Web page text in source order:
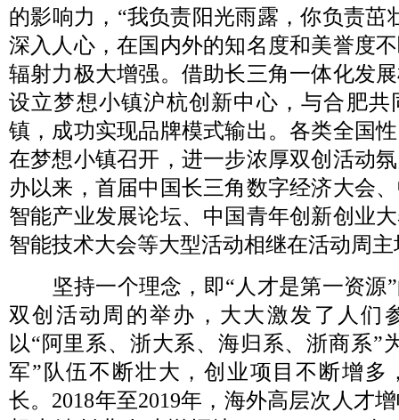
的影响力，“我负责阳光雨露，你负责茁
深入人心，在国内外的知名度和美誉度
辐射力极大增强。借助长三角一体化发
设立梦想小镇沪杭创新中心，与合肥共
镇，成功实现品牌模式输出。各类全国
在梦想小镇召开，进一步浓厚双创活动
办以来，首届中国长三角数字经济大会
智能产业发展论坛、中国青年创新创业
智能技术大会等大型活动相继在活动周
坚持一个理念，即“人才是第一资源”
双创活动周的举办，大大激发了人们
以“阿里系、浙大系、海归系、浙商系”
军”队伍不断壮大，创业项目不断增多
长。2018年至2019年，海外高层次人才